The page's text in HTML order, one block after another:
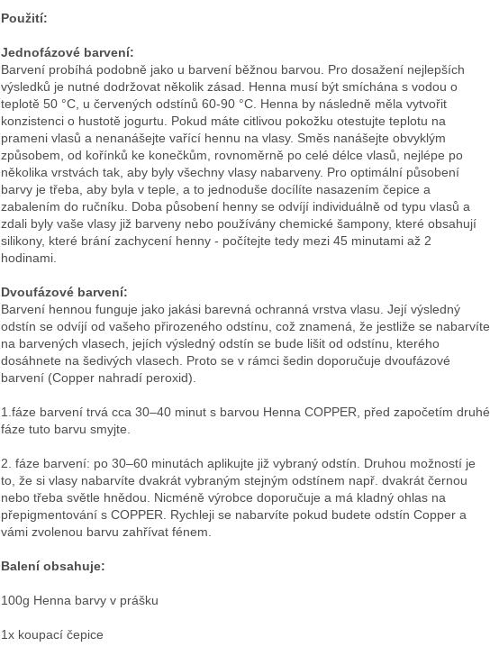
Použití:
Jednofázové barvení:
Barvení probíhá podobně jako u barvení běžnou barvou. Pro dosažení nejlepších
výsledků je nutné dodržovat několik zásad. Henna musí být smíchána s vodou o
teplotě 50 °C, u červených odstínů 60-90 °C. Henna by následně měla vytvořit
konzistenci o hustotě jogurtu. Pokud máte citlivou pokožku otestujte teplotu na
prameni vlasů a nenanášejte vařící hennu na vlasy. Směs nanášejte obvyklým
způsobem, od kořínků ke konečkům, rovnoměrně po celé délce vlasů, nejlépe po
několika vrstvách tak, aby byly všechny vlasy nabarveny. Pro optimální působení
barvy je třeba, aby byla v teple, a to jednoduše docílíte nasazením čepice a
zabalením do ručníku. Doba působení henny se odvíjí individuálně od typu vlasů a
zdali byly vaše vlasy již barveny nebo používány chemické šampony, které obsahují
silikony, které brání zachycení henny - počítejte tedy mezi 45 minutami až 2
hodinami.
Dvoufázové barvení:
Barvení hennou funguje jako jakási barevná ochranná vrstva vlasu. Její výsledný
odstín se odvíjí od vašeho přirozeného odstínu, což znamená, že jestliže se nabarvíte
na barvených vlasech, jejích výsledný odstín se bude lišit od odstínu, kterého
dosáhnete na šedivých vlasech. Proto se v rámci šedin doporučuje dvoufázové
barvení (Copper nahradí peroxid).
1.fáze barvení trvá cca 30–40 minut s barvou Henna COPPER, před započetím druhé
fáze tuto barvu smyjte.
2. fáze barvení: po 30–60 minutách aplikujte již vybraný odstín. Druhou možností je
to, že si vlasy nabarvíte dvakrát vybraným stejným odstínem např. dvakrát černou
nebo třeba světle hnědou. Nicméně výrobce doporučuje a má kladný ohlas na
přepigmentování s COPPER. Rychleji se nabarvíte pokud budete odstín Copper a
vámi zvolenou barvu zahřívat fénem.
Balení obsahuje:
100g Henna barvy v prášku
1x koupací čepice